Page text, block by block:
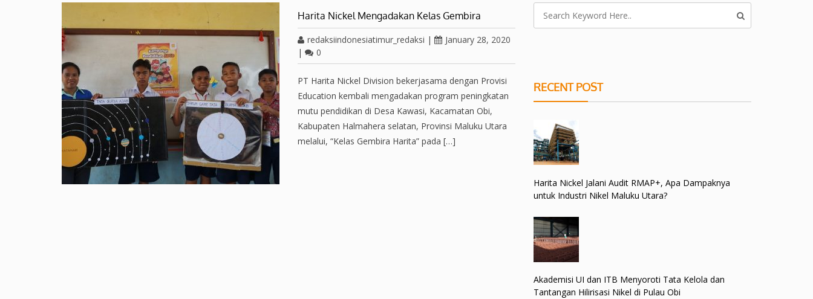
Harita Nickel Mengadakan Kelas Gembira
redaksiindonesiatimur_redaksi |
January 28, 2020
|
0
PT Harita Nickel Division bekerjasama dengan Provisi
Education kembali mengadakan program peningkatan
mutu pendidikan di Desa Kawasi, Kacamatan Obi,
Kabupaten Halmahera selatan, Provinsi Maluku Utara
melalui, “Kelas Gembira Harita” pada […]
RECENT POST
Harita Nickel Jalani Audit RMAP+, Apa Dampaknya
untuk Industri Nikel Maluku Utara?
Akademisi UI dan ITB Menyoroti Tata Kelola dan
Tantangan Hilirisasi Nikel di Pulau Obi